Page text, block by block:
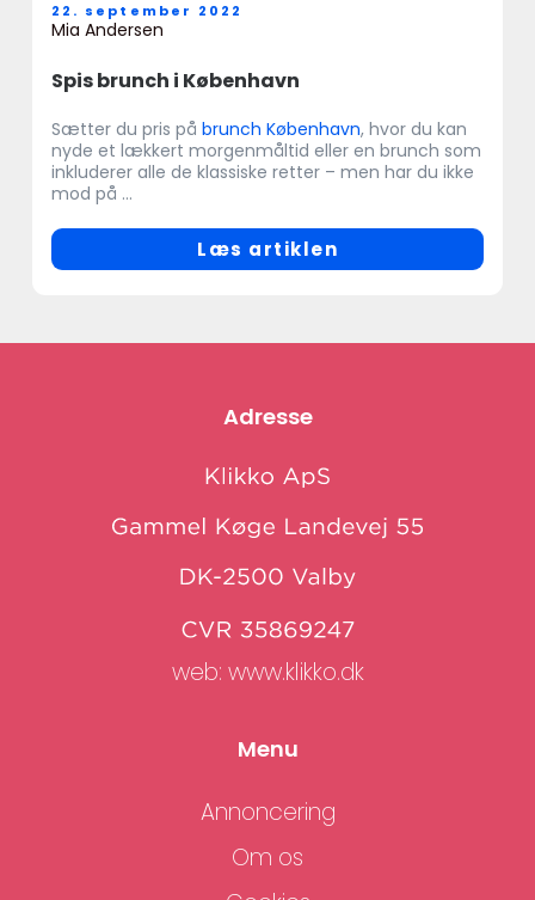
Spis brunch i København
22. september 2022
Mia Andersen
Sætter du pris på brunch København, hvor du kan
nyde et lækkert morgenmåltid eller en brunch som
inkluderer alle de klassiske retter – men har du ikke
mod på ...
Læs artiklen
Adresse
web: www.klikko.dk
Menu
Annoncering
Om os